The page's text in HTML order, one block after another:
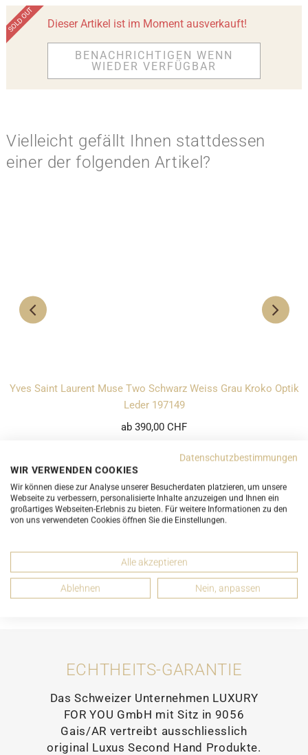
Dieser Artikel ist im Moment ausverkauft!
BENACHRICHTIGEN WENN
WIEDER VERFÜGBAR
Vielleicht gefällt Ihnen stattdessen
einer der folgenden Artikel?
Yves Saint Laurent Muse Two Schwarz Weiss Grau Kroko Optik
Leder 197149
ab 390,00 CHF
DETAILS
EMPFEHLEN
ECHTHEITS-GARANTIE
Das Schweizer Unternehmen LUXURY
FOR YOU GmbH mit Sitz in 9056
Gais/AR vertreibt ausschliesslich
original Luxus Second Hand Produkte.
Datenschutzbestimmungen
WIR VERWENDEN COOKIES
Wir können diese zur Analyse unserer Besucherdaten platzieren, um unsere
Webseite zu verbessern, personalisierte Inhalte anzuzeigen und Ihnen ein
großartiges Webseiten-Erlebnis zu bieten. Für weitere Informationen zu den
von uns verwendeten Cookies öffnen Sie die Einstellungen.
Alle akzeptieren
Ablehnen Nein, anpassen